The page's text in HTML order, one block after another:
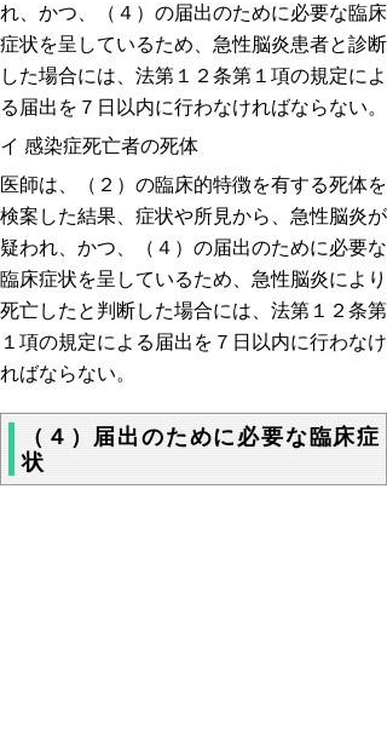
れ、かつ、（４）の届出のために必要な臨床
症状を呈しているため、急性脳炎患者と診断
した場合には、法第１２条第１項の規定によ
る届出を７日以内に行わなければならない。
イ 感染症死亡者の死体
医師は、（２）の臨床的特徴を有する死体を
検案した結果、症状や所見から、急性脳炎が
疑われ、かつ、（４）の届出のために必要な
臨床症状を呈しているため、急性脳炎により
死亡したと判断した場合には、法第１２条第
１項の規定による届出を７日以内に行わなけ
ればならない。
（４）届出のために必要な臨床症
状